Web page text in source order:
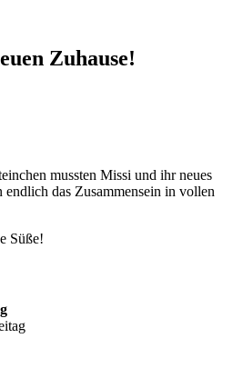
Zuhause!
mussten Missi und ihr neues
endlich das Zusammensein in vollen
Süße!